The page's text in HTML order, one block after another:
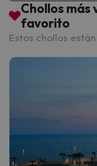
Chollos más
favorito
Estos chollos